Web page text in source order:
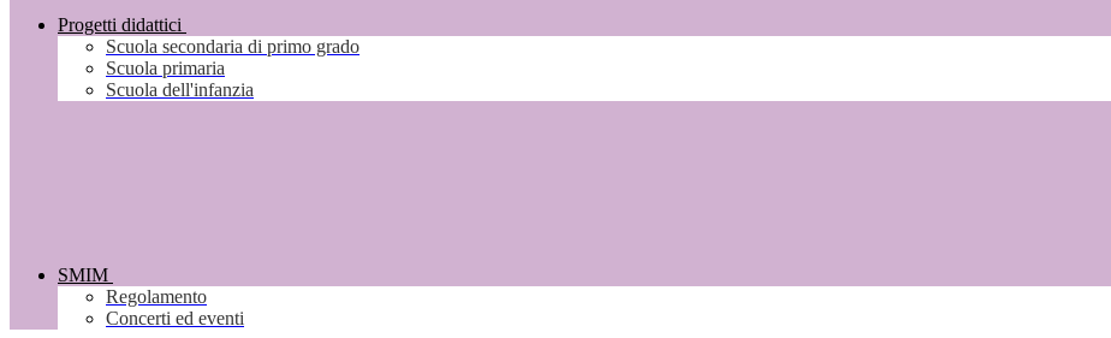
Progetti didattici
Scuola secondaria di primo grado
Scuola primaria
Scuola dell'infanzia
SMIM
Regolamento
Concerti ed eventi